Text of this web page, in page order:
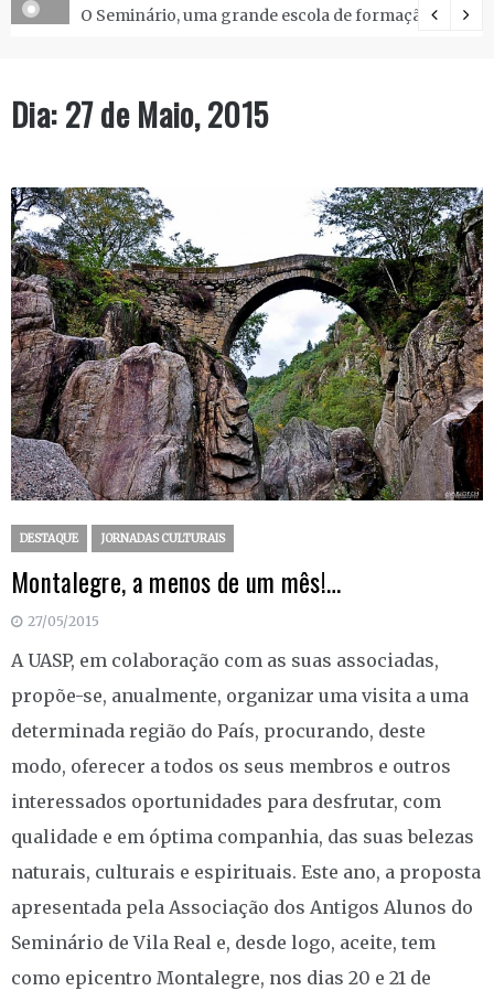
O Seminário, uma grande escola de formação.
Dia:27 de Maio, 2015
DESTAQUE JORNADAS CULTURAIS
Montalegre, a menos de um mês!…
27/05/2015
A UASP, em colaboração com as suas associadas,
propõe-se, anualmente, organizar uma visita a uma
determinada região do País, procurando, deste
modo, oferecer a todos os seus membros e outros
interessados oportunidades para desfrutar, com
qualidade e em óptima companhia, das suas belezas
naturais, culturais e espirituais. Este ano, a proposta
apresentada pela Associação dos Antigos Alunos do
Seminário de Vila Real e, desde logo, aceite, tem
como epicentro Montalegre, nos dias 20 e 21 de